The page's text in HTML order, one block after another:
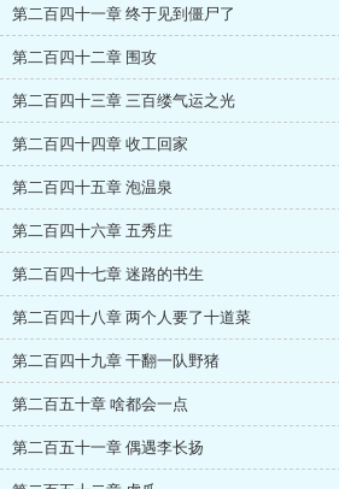
第二百四十一章 终于见到僵尸了
第二百四十二章 围攻
第二百四十三章 三百缕气运之光
第二百四十四章 收工回家
第二百四十五章 泡温泉
第二百四十六章 五秀庄
第二百四十七章 迷路的书生
第二百四十八章 两个人要了十道菜
第二百四十九章 干翻一队野猪
第二百五十章 啥都会一点
第二百五十一章 偶遇李长扬